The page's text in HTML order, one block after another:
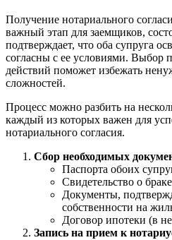
Получение нотариального
важный этап для заемщиков,
подтверждает, что оба супруга
согласны с ее условиями. Выбор
действий поможет избежать
сложностей.
Процесс можно разбить на
каждый из которых важен для
нотариального согласия.
Сбор необходимых
Паспорта обоих
Свидетельство о
Документы,
собственности на
Договор ипотеки (в
Запись на прием к